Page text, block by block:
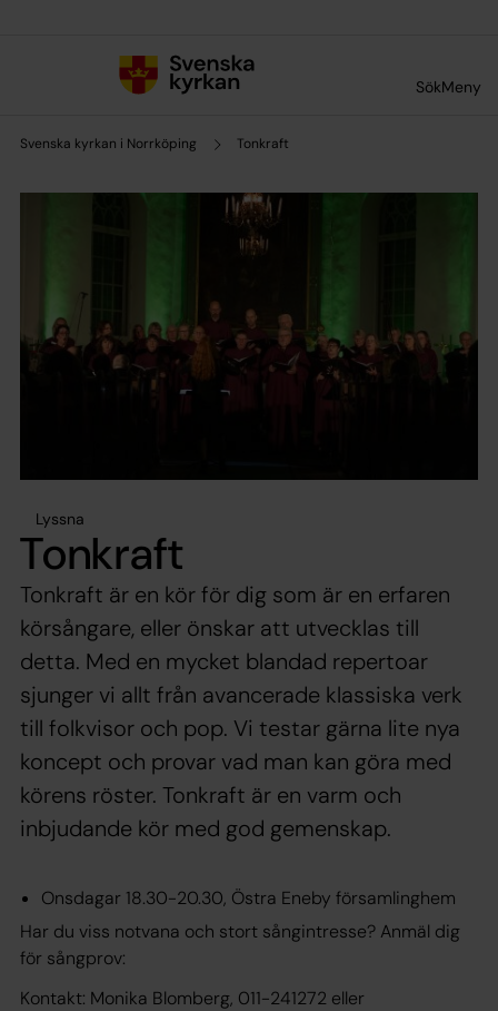
SökMeny
Svenska kyrkan i Norrköping Tonkraft
Lyssna
Tonkraft
Tonkraft är en kör för dig som är en erfaren
körsångare, eller önskar att utvecklas till
detta. Med en mycket blandad repertoar
sjunger vi allt från avancerade klassiska verk
till folkvisor och pop. Vi testar gärna lite nya
koncept och provar vad man kan göra med
körens röster. Tonkraft är en varm och
inbjudande kör med god gemenskap.
Onsdagar 18.30-20.30, Östra Eneby församlinghem
Har du viss notvana och stort sångintresse? Anmäl dig
för sångprov:
Kontakt: Monika Blomberg, 011-241272 eller